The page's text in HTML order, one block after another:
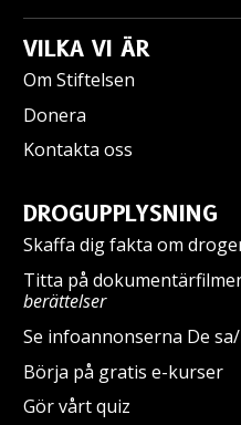
VILKA VI ÄR
Om Stiftelsen
Donera
Kontakta oss
DROGUPPLYSNING
Skaffa dig fakta om
Titta på
berättelser
Se infoannonserna De
Börja på gratis e-kurser
Gör vårt quiz